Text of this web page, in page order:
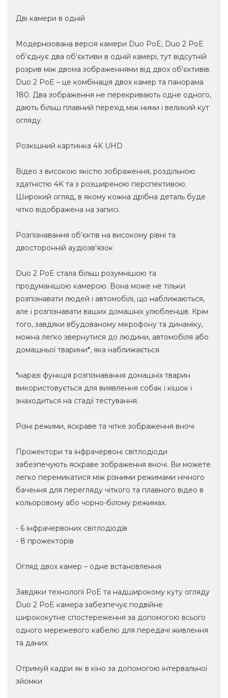
Дві камери в одній
Модернізована версія камери Duo PoE, Duo 2 PoE
об'єднує два об'єктиви в одній камері, тут відсутній
розрив між двома зображеннями від двох об'єктивів.
Duo 2 PoE – це комбінація двох камер та панорама
180. Два зображення не перекривають одне одного,
дають більш плавний перехід між ними і великий кут
огляду.
Розкішний картинка 4K UHD
Відео з високою якістю зображення, роздільною
здатністю 4K та з розширеною перспективою.
Широкий огляд, в якому кожна дрібна деталь буде
чітко відображена на записі.
Розпізнавання об'єктів на високому рівні та
двосторонній аудіозв'язок
Duo 2 PoE стала більш розумнішою та
продуманішою камерою. Вона може не тільки
розпізнавати людей і автомобілі, що наближаються,
але і розпізнавати ваших домашніх улюбленців. Крім
того, завдяки вбудованому мікрофону та динаміку,
можна легко звернутися до людини, автомобіля або
домашньої тварини*, яка наближається.
*наразі функція розпізнавання домашніх тварин
використовується для виявлення собак і кішок і
знаходиться на стадії тестування.
Різні режими, яскраве та чітке зображення вночі
Прожектори та інфрачервоні світлодіоди
забезпечують яскраве зображення вночі. Ви можете
легко перемикатися між різними режимами нічного
бачення для перегляду чіткого та плавного відео в
кольоровому або чорно-білому режимах.
- 6 інфрачервоних світлодіодів
- 8 прожекторів
Огляд двох камер – одне встановлення
Завдяки технології PoE та надширокому куту огляду
Duo 2 PoE камера забезпечує подвійне
ширококутне спостереження за допомогою всього
одного мережевого кабелю для передачі живлення
та даних.
Отримуй кадри як в кіно за допомогою інтервальної
зйомки